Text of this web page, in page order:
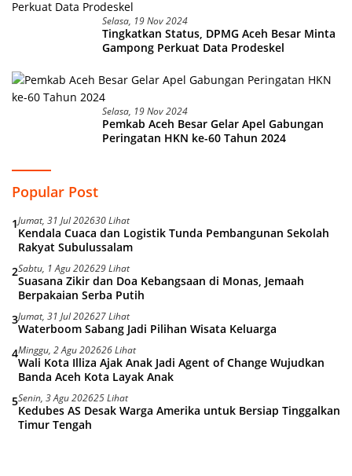
Selasa, 19 Nov 2024
Tingkatkan Status, DPMG Aceh Besar Minta
Gampong Perkuat Data Prodeskel
Selasa, 19 Nov 2024
Pemkab Aceh Besar Gelar Apel Gabungan
Peringatan HKN ke-60 Tahun 2024
Popular Post
1Jumat, 31 Jul 202630 Lihat
Kendala Cuaca dan Logistik Tunda Pembangunan Sekolah
Rakyat Subulussalam
2Sabtu, 1 Agu 202629 Lihat
Suasana Zikir dan Doa Kebangsaan di Monas, Jemaah
Berpakaian Serba Putih
3Jumat, 31 Jul 202627 Lihat
Waterboom Sabang Jadi Pilihan Wisata Keluarga
4Minggu, 2 Agu 202626 Lihat
Wali Kota Illiza Ajak Anak Jadi Agent of Change Wujudkan
Banda Aceh Kota Layak Anak
5Senin, 3 Agu 202625 Lihat
Kedubes AS Desak Warga Amerika untuk Bersiap Tinggalkan
Timur Tengah